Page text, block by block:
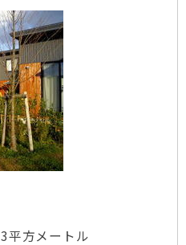
方メートル